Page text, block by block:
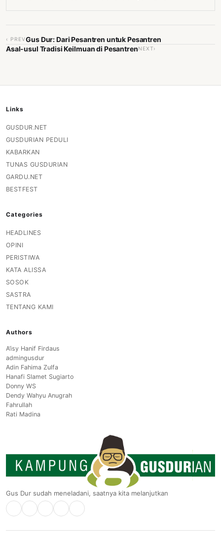
‹ PREVGus Dur: Dari Pesantren untuk Pesantren
Asal-usul Tradisi Keilmuan di PesantrenNEXT›
Links
GUSDUR.NET
GUSDURIAN PEDULI
KABARKAN
TUNAS GUSDURIAN
GARDU.NET
BESTFEST
Categories
HEADLINES
OPINI
PERISTIWA
KATA ALISSA
SOSOK
SASTRA
TENTANG KAMI
Authors
A’isy Hanif Firdaus
admingusdur
Adin Fahima Zulfa
Hanafi Slamet Sugiarto
Donny WS
Dendy Wahyu Anugrah
Fahrullah
Rati Madina
Gus Dur sudah meneladani, saatnya kita melanjutkan